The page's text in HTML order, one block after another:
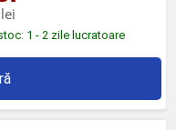
1 - 2 zile lucratoare